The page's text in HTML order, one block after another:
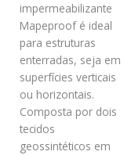
impermeabilizante
Mapeproof é ideal
para estruturas
enterradas, seja em
superfícies verticais
ou horizontais.
Composta por dois
tecidos
geossintéticos em